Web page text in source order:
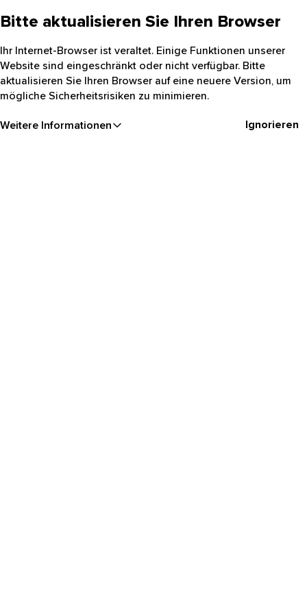
Bitte aktualisieren Sie Ihren Browser
Ihr Internet-Browser ist veraltet. Einige Funktionen unserer
Website sind eingeschränkt oder nicht verfügbar. Bitte
aktualisieren Sie Ihren Browser auf eine neuere Version, um
mögliche Sicherheitsrisiken zu minimieren.
Weitere Informationen Ignorieren